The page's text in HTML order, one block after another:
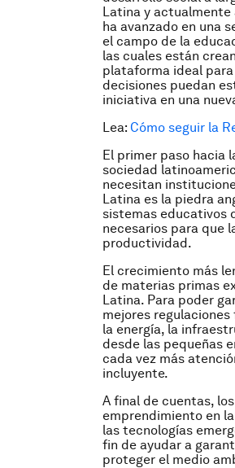
Latina y actualmente
ha avanzado en una
el campo de la
las cuales están
plataforma ideal
decisiones puedan
iniciativa en una
Lea: Cómo seguir la
El primer paso hacia
sociedad
necesitan
Latina es la piedra
sistemas educativos
necesarios para que
productividad.
El crecimiento más
de materias primas
Latina. Para poder
mejores
la energía, la
desde las pequeñas
cada vez más
incluyente.
A final de cuentas,
emprendimiento en la
las tecnologías
fin de ayudar a
proteger el medio